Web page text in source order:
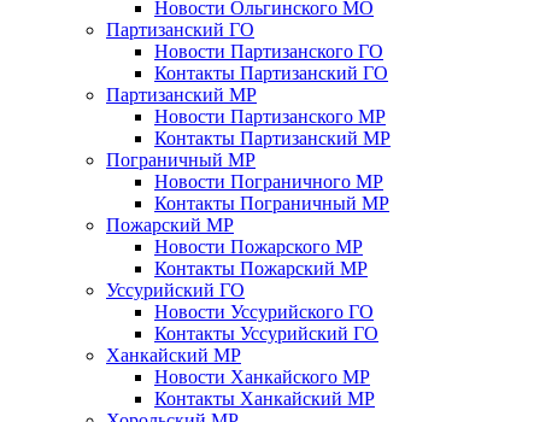
Новости Ольгинского МО
Партизанский ГО
Новости Партизанского ГО
Контакты Партизанский ГО
Партизанский МР
Новости Партизанского МР
Контакты Партизанский МР
Пограничный МР
Новости Пограничного МР
Контакты Пограничный МР
Пожарский МР
Новости Пожарского МР
Контакты Пожарский МР
Уссурийский ГО
Новости Уссурийского ГО
Контакты Уссурийский ГО
Ханкайский МР
Новости Ханкайского МР
Контакты Ханкайский МР